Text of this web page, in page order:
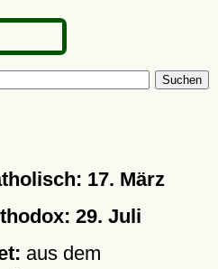
Suchen
17. März
29. Juli
aus dem